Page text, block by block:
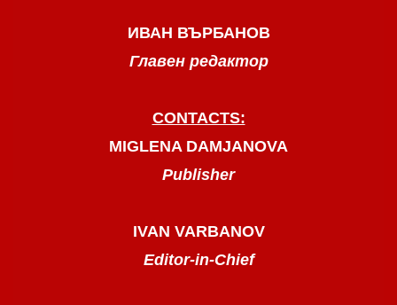
ИВАН ВЪРБАНОВ
Главен редактор
CONTACTS:
MIGLENA DAMJANOVA
Publisher
IVAN VARBANOV
Editor-in-Chief